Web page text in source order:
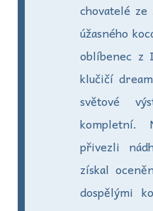
chovatelé ze
úžasného
oblíbenec z
klučičí
světové
přivezli
získal
dospělými